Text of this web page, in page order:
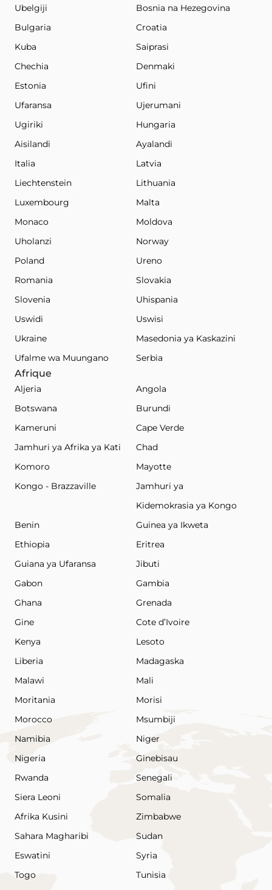
Ubelgiji
Bosnia na Hezegovina
Bulgaria
Croatia
Kuba
Saiprasi
Chechia
Denmaki
Estonia
Ufini
Ufaransa
Ujerumani
Ugiriki
Hungaria
Aisilandi
Ayalandi
Italia
Latvia
Liechtenstein
Lithuania
Luxembourg
Malta
Monaco
Moldova
Uholanzi
Norway
Poland
Ureno
Romania
Slovakia
Slovenia
Uhispania
Uswidi
Uswisi
Ukraine
Masedonia ya Kaskazini
Ufalme wa Muungano
Serbia
Afrique
Aljeria
Angola
Botswana
Burundi
Kameruni
Cape Verde
Jamhuri ya Afrika ya Kati
Chad
Komoro
Mayotte
Kongo - Brazzaville
Jamhuri ya
Kidemokrasia ya Kongo
Benin
Guinea ya Ikweta
Ethiopia
Eritrea
Guiana ya Ufaransa
Jibuti
Gabon
Gambia
Ghana
Grenada
Gine
Cote d’Ivoire
Kenya
Lesoto
Liberia
Madagaska
Malawi
Mali
Moritania
Morisi
Morocco
Msumbiji
Namibia
Niger
Nigeria
Ginebisau
Rwanda
Senegali
Siera Leoni
Somalia
Afrika Kusini
Zimbabwe
Sahara Magharibi
Sudan
Eswatini
Syria
Togo
Tunisia